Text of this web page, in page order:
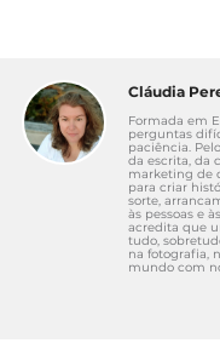
Cláudia
Formada em
perguntas
paciência.
da escrita, da
marketing de
para criar
sorte,
às pessoas e
acredita que
tudo,
na fotografia,
mundo com